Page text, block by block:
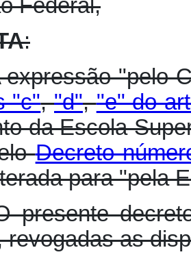
Federal,
:
expressão "pelo
"c","d","e" do
da Escola
Decreto
para "pela
presente
revogadas as